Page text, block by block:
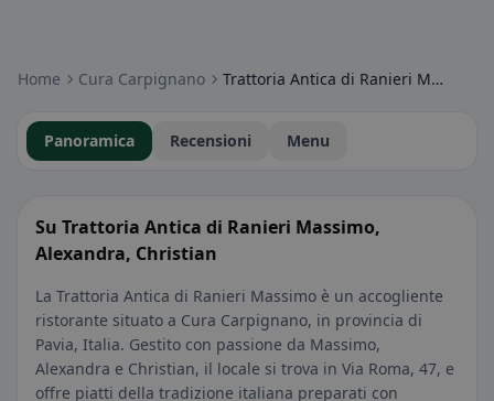
Home Cura Carpignano Trattoria Antica di Ranieri Massimo, Alexandra, Christian
Panoramica Recensioni Menu
Su Trattoria Antica di Ranieri Massimo,
Alexandra, Christian
La Trattoria Antica di Ranieri Massimo è un accogliente
ristorante situato a Cura Carpignano, in provincia di
Pavia, Italia. Gestito con passione da Massimo,
Alexandra e Christian, il locale si trova in Via Roma, 47, e
offre piatti della tradizione italiana preparati con